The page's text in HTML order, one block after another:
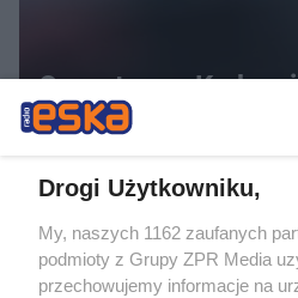
Oszustwo w
zatrzymali 22-latka
Drogi Użytkowniku,
My, naszych 1162 zaufanych
podmioty z Grupy ZPR Media
przechowujemy informacje na